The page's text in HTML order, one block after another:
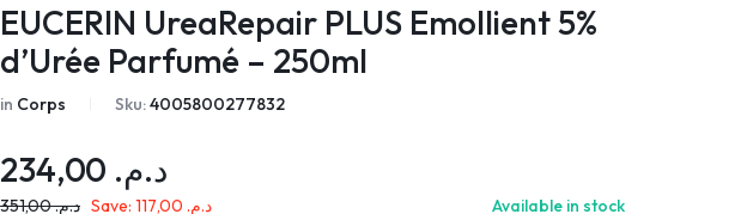
EUCERIN UreaRepair PLUS Emollient 5%
d’Urée Parfumé – 250ml
in Corps Sku:4005800277832
د.م.
د.م.351,00 Save: د.م.117,00 Available in stock